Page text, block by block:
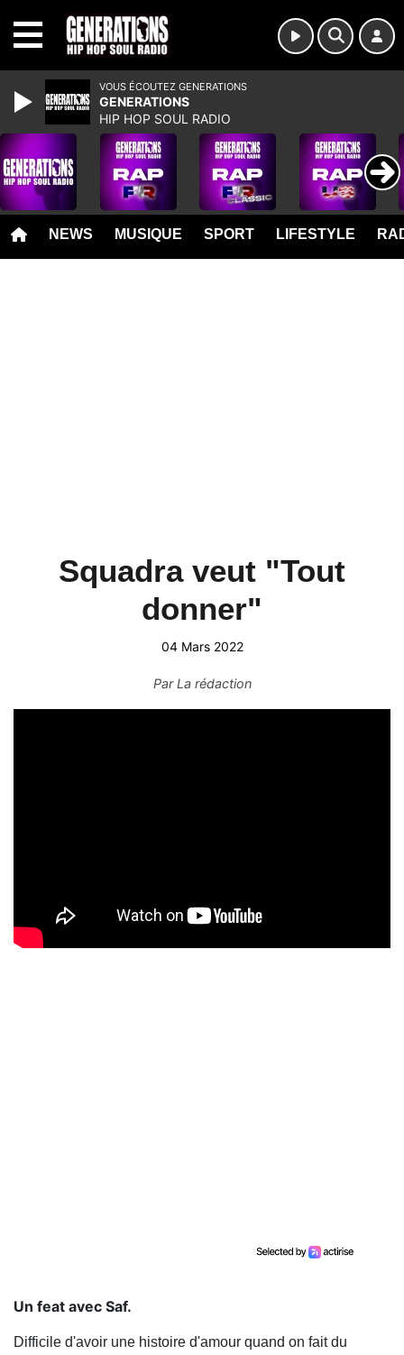
NEWS MUSIQUE SPORT LIFESTYLE
Squadra veut "Tout
donner"
04 Mars 2022
ParLa rédaction
Un feat avec Saf.
Difficile d'avoir une histoire d'amour quand on fait du
VOUS ÉCOUTEZ GENERATIONS
GENERATIONS
HIP HOP SOUL RADIO